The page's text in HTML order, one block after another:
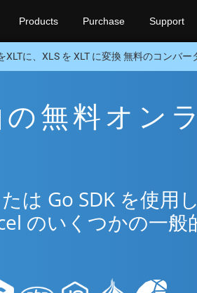
Products Purchase Support
XLTに、XLS を XLT に変換 無料のコンバー
無料オン
は Go SDK を使用
のいくつかの一般